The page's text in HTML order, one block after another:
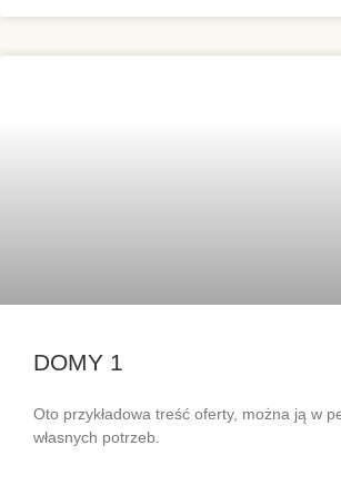
DOMY 1
Oto przykładowa treść oferty, można ją w
własnych potrzeb.